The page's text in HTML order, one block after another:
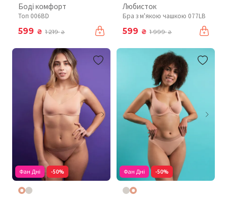
Боді комфорт
Топ 006BD
599 ₴ 1 219₴
Любисток
Бра з м'якою чашкою 077LB
599 ₴ 1 999₴
Фан Дні -50% Фан Дні -50%